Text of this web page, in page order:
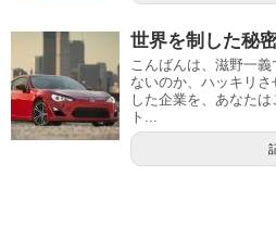
世界を制した秘
こんばんは、滋野一
ないのか、ハッキリ
した企業を、あなたは
ト...